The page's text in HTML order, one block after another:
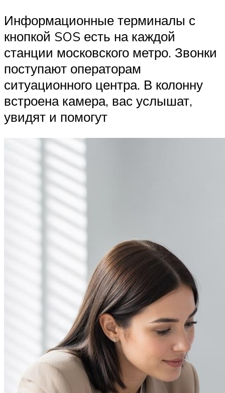
Информационные терминалы с
кнопкой SOS есть на каждой
станции московского метро. Звонки
поступают операторам
ситуационного центра. В колонну
встроена камера, вас услышат,
увидят и помогут